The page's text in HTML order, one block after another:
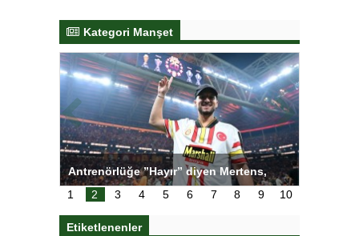
Kategori Manşet
Antrenörlüğe ”Hayır” diyen Mertens,
Galatasaray’dan bakın ne istedi
1
2 3 4 5 6 7 8 9 10
Etiketlenenler